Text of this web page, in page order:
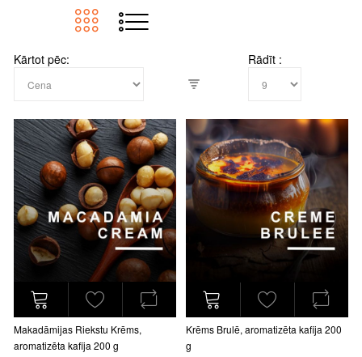
Kārtot pēc Rādīt
Makadāmijas Riekstu Krēms,
aromatizēta kafija 200 g
Krēms Brulē, aromatizēta kafija 200
g